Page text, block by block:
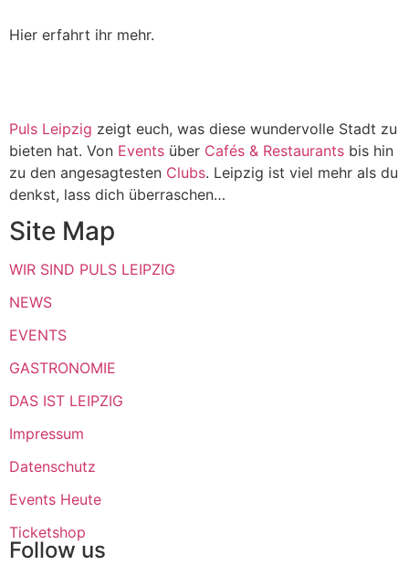
Hier erfahrt ihr mehr.
Puls Leipzig zeigt euch, was diese wundervolle Stadt zu
bieten hat. Von Events über Cafés & Restaurants bis hin
zu den angesagtesten Clubs. Leipzig ist viel mehr als du
denkst, lass dich überraschen…
Site Map
WIR SIND PULS LEIPZIG
NEWS
EVENTS
GASTRONOMIE
DAS IST LEIPZIG
Impressum
Datenschutz
Events Heute
Ticketshop
Follow us